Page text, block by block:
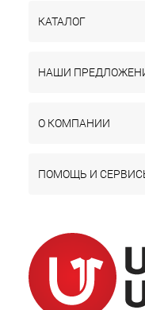
КАТАЛОГ
НАШИ
О КОМПАНИИ
ПОМОЩЬ И